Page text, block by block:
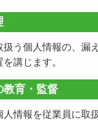
扱う個人情報の、漏
講じます。
教育・監督
人情報を従業員に取